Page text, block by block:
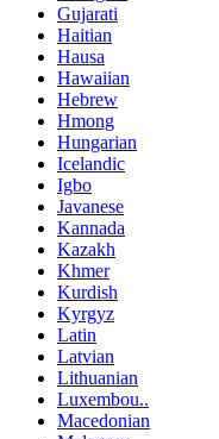
Gujarati
Haitian
Hausa
Hawaiian
Hebrew
Hmong
Hungarian
Icelandic
Igbo
Javanese
Kannada
Kazakh
Khmer
Kurdish
Kyrgyz
Latin
Latvian
Lithuanian
Luxembou..
Macedonian